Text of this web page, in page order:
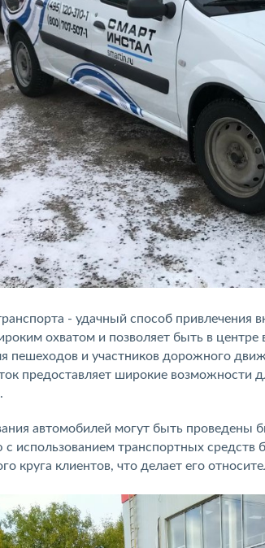
- удачный способ привлечения
охватом и позволяет быть в центре
пешеходов и участников дорожного
предоставляет широкие возможности
автомобилей могут быть проведены
использованием транспортных средств
круга клиентов, что делает его